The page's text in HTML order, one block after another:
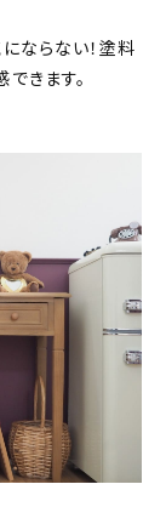
ならない！塗料
きます。